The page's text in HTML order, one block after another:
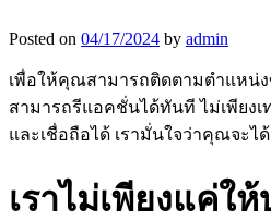
Posted on 04/17/2024 by admin
เพื่อให้คุณสามารถติดตามตำแหน่
สามารถรีแอคชั่นได้ทันที ไม่เพียงเ
และเชื่อถือได้ เรามั่นใจว่าคุณจะไ
เราไม่เพียงแค่ใ